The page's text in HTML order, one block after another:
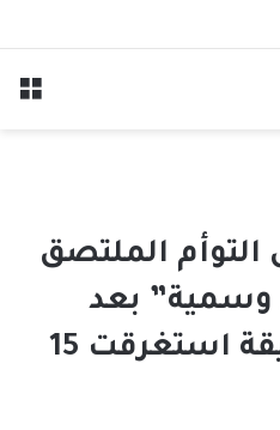
الملتصق
وسمية” بعد
عملية جراحية دقيقة استغرقت 15